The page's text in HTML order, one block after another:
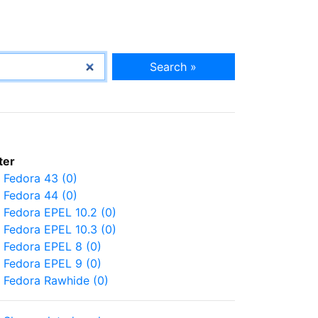
Search »
Fedora 43 (0)
Fedora 44 (0)
Fedora EPEL 10.2 (0)
Fedora EPEL 10.3 (0)
Fedora EPEL 8 (0)
Fedora EPEL 9 (0)
Fedora Rawhide (0)